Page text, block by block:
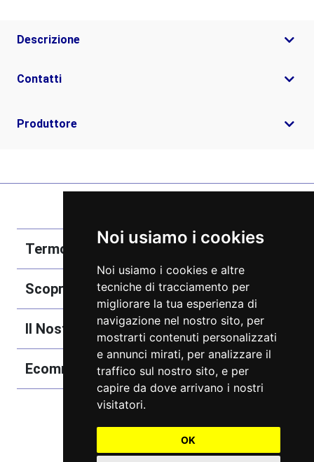
Noi usiamo i cookies
Noi usiamo i cookies e altre
tecniche di tracciamento per
migliorare la tua esperienza di
navigazione nel nostro sito, per
mostrarti contenuti personalizzati
e annunci mirati, per analizzare il
traffico sul nostro sito, e per
capire da dove arrivano i nostri
visitatori.
OK
Descrizione
Contatti
Produttore
Termobozzo Srl
Scoprici
Il Nostro Catalogo
Ecommerce